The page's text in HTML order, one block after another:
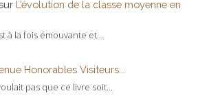
L’évolution de la classe moyenne en
à la fois émouvante et...
Honorables Visiteurs...
pas que ce livre soit...